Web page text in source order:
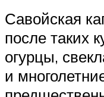
Савойская
после таких
огурцы,
и